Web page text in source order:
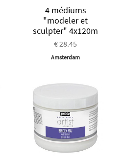
4 médiums
"modeler et
sculpter" 4x120m
€ 28.45
Amsterdam